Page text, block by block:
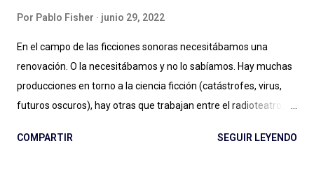
Por Pablo Fisher junio 29, 2022
En el campo de las ficciones sonoras necesitábamos una
renovación. O la necesitábamos y no lo sabíamos. Hay muchas
producciones en torno a la ciencia ficción (catástrofes, virus,
futuros oscuros), hay otras que trabajan entre el radioteatro, el
una por una, se puede decir sencillamente que hay dos grandes
COMPARTIR SEGUIR LEYENDO